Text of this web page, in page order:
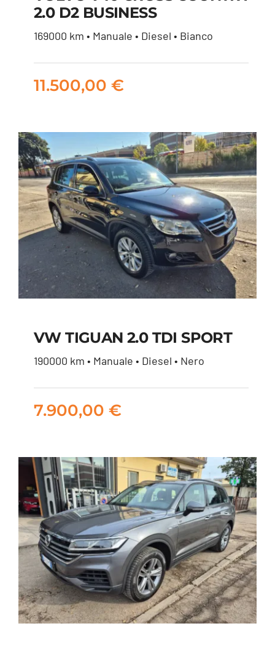
VOLVO V40 CROSS
COUNTRY 2.0 D2
BUSINESS
11.500,00
2.0 D2 BUSINESS
169000 km • Manuale • Diesel • Bianco
11.500,00 €
VW TIGUAN 2.0 TDI SPORT
190000 km • Manuale • Diesel • Nero
7.900,00 €